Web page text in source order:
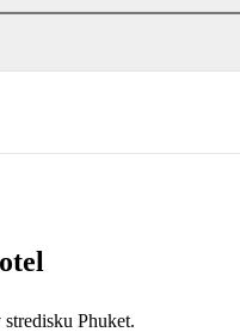
Phuket.